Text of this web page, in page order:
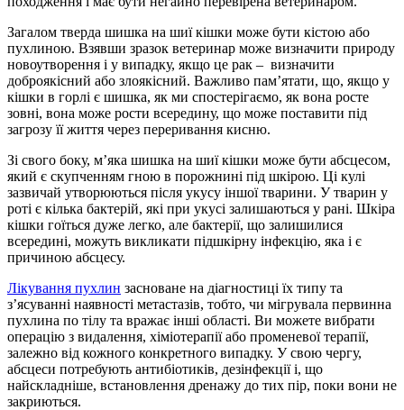
Загалом тверда шишка на шиї кішки може бути кістою або
пухлиною. Взявши зразок ветеринар може визначити природу
новоутворення і у випадку, якщо це рак – визначити
доброякісний або злоякісний. Важливо пам’ятати, що, якщо у
кішки в горлі є шишка, як ми спостерігаємо, як вона росте
зовні, вона може рости всередину, що може поставити під
загрозу її життя через переривання кисню.
Зі свого боку, м’яка шишка на шиї кішки може бути абсцесом,
який є скупченням гною в порожнині під шкірою. Ці кулі
зазвичай утворюються після укусу іншої тварини. У тварин у
роті є кілька бактерій, які при укусі залишаються у рані. Шкіра
кішки гоїться дуже легко, але бактерії, що залишилися
всередині, можуть викликати підшкірну інфекцію, яка і є
причиною абсцесу.
Лікування пухлин засноване на діагностиці їх типу та
з’ясуванні наявності метастазів, тобто, чи мігрувала первинна
пухлина по тілу та вражає інші області. Ви можете вибрати
операцію з видалення, хіміотерапії або променевої терапії,
залежно від кожного конкретного випадку. У свою чергу,
абсцеси потребують антибіотиків, дезінфекції і, що
найскладніше, встановлення дренажу до тих пір, поки вони не
закриються.